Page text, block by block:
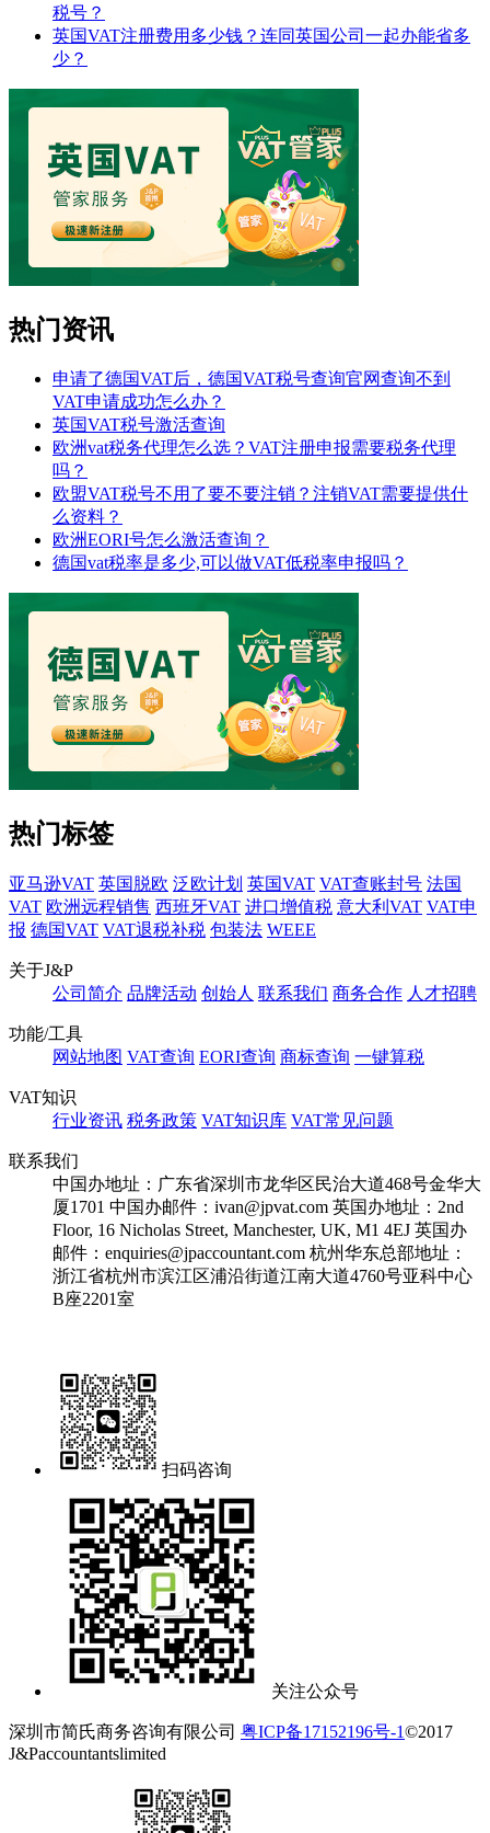
税号？
英国VAT注册费用多少钱？连同英国公司一起办能省多
少？
热门资讯
申请了德国VAT后，德国VAT税号查询官网查询不到
VAT申请成功怎么办？
英国VAT税号激活查询
欧洲vat税务代理怎么选？VAT注册申报需要税务代理
吗？
欧盟VAT税号不用了要不要注销？注销VAT需要提供什
么资料？
欧洲EORI号怎么激活查询？
德国vat税率是多少,可以做VAT低税率申报吗？
热门标签
亚马逊VAT 英国脱欧 泛欧计划 英国VAT VAT查账封号 法国
VAT 欧洲远程销售 西班牙VAT 进口增值税 意大利VAT VAT申
报 德国VAT VAT退税补税 包装法 WEEE
关于J&P
公司简介 品牌活动 创始人 联系我们 商务合作 人才招聘
功能/工具
网站地图 VAT查询 EORI查询 商标查询 一键算税
VAT知识
行业资讯 税务政策 VAT知识库 VAT常见问题
联系我们
中国办地址：广东省深圳市龙华区民治大道468号金华大
厦1701 中国办邮件：ivan@jpvat.com 英国办地址：2nd
Floor, 16 Nicholas Street, Manchester, UK, M1 4EJ 英国办
邮件：enquiries@jpaccountant.com 杭州华东总部地址：
浙江省杭州市滨江区浦沿街道江南大道4760号亚科中心
B座2201室
扫码咨询
关注公众号
深圳市简氏商务咨询有限公司 粤ICP备17152196号-1©2017
J&Paccountantslimited